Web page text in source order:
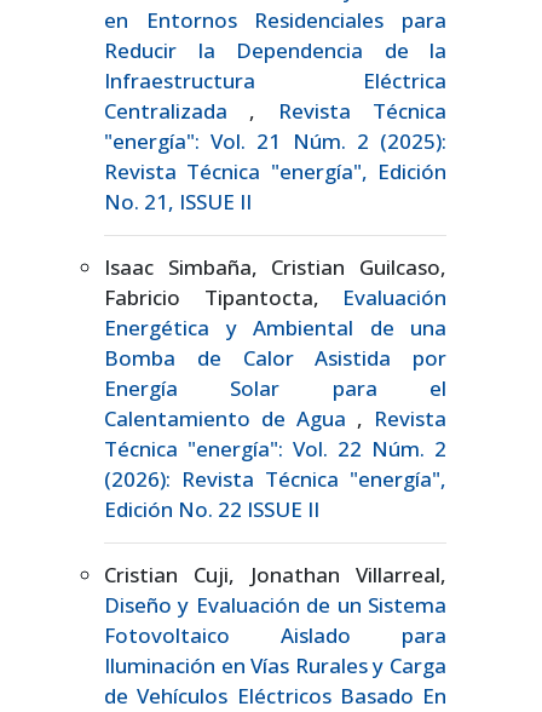
en Entornos Residenciales para
Reducir la Dependencia de la
Infraestructura Eléctrica
Centralizada ,
Revista Técnica
"energía": Vol. 21 Núm. 2 (2025):
Revista Técnica "energía", Edición
No. 21, ISSUE II
Isaac Simbaña, Cristian Guilcaso,
Fabricio Tipantocta, Evaluación
Energética y Ambiental de una
Bomba de Calor Asistida por
Energía Solar para el
Calentamiento de Agua , Revista
Técnica "energía": Vol. 22 Núm. 2
(2026): Revista Técnica "energía",
Edición No. 22 ISSUE II
Cristian Cuji, Jonathan Villarreal,
Diseño y Evaluación de un Sistema
Fotovoltaico Aislado para
Iluminación en Vías Rurales y Carga
de Vehículos Eléctricos Basado En